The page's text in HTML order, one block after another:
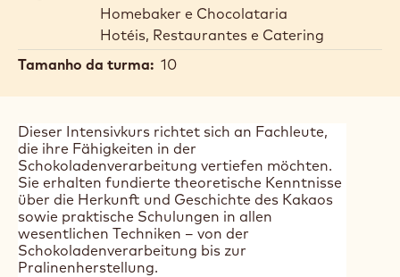
Homebaker e Chocolataria
Hotéis, Restaurantes e Catering
Tamanho da turma: 10
Dieser Intensivkurs richtet sich an Fachleute,
die ihre Fähigkeiten in der
Schokoladenverarbeitung vertiefen möchten.
Sie erhalten fundierte theoretische Kenntnisse
über die Herkunft und Geschichte des Kakaos
sowie praktische Schulungen in allen
wesentlichen Techniken – von der
Schokoladenverarbeitung bis zur
Pralinenherstellung.